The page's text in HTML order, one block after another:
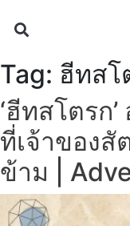
Tag: ฮีทสโ
‘ฮีทสโตรก
ที่เจ้าของสั
ข้าม |